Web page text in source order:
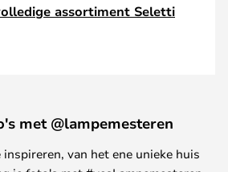
assortiment Seletti
met @lampemesteren
van het ene unieke huis